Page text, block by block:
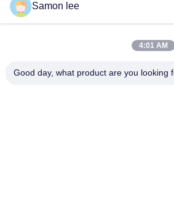
Samon lee
4:01 AM
Good day, what product are you looking